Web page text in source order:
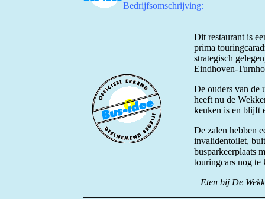
Bedrijfsomschrijving:
Dit restaurant is
prima
strategisch
Eindhoven-
De ouders van de
heeft nu de
keuken is en blijft
De zalen hebben
invalidentoilet,
busparkeerplaats
touringcars nog te
Eten bij De